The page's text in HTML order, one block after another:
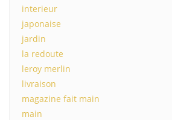
interieur
japonaise
jardin
la redoute
leroy merlin
livraison
magazine fait main
main